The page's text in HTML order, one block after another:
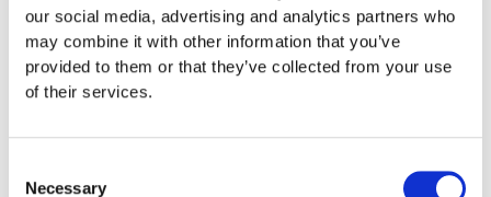
our social media, advertising and analytics partners who
may combine it with other information that you’ve
provided to them or that they’ve collected from your use
of their services.
Selection
Necessary
or manufacturing defects and 25 years on
structural integrity.
10-year limited warranty for defects in plastic
HDPE components due to material or
plastic components (except colour fading).
of painted metal parts that inhibit the use of the